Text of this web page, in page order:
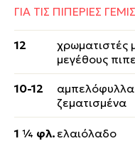
ΓΙΑ ΤΙΣ ΠΙΠΕΡΙΕΣ
12
χρωματιστές
μεγέθους
10-12
αμπελόφυλλα
ζεματισμένα
1 ¼ φλ. ελαιόλαδο